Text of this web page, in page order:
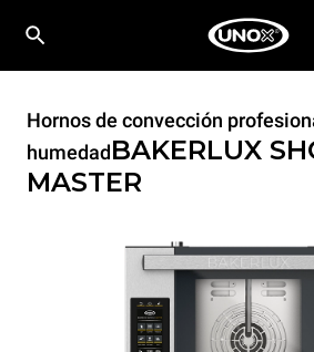
Hornos de convección
humedadBAKERLUX
MASTER